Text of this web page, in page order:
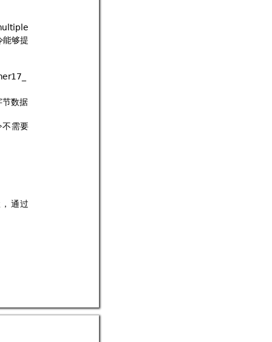
#
能够提
节数据
不需要
， 通过